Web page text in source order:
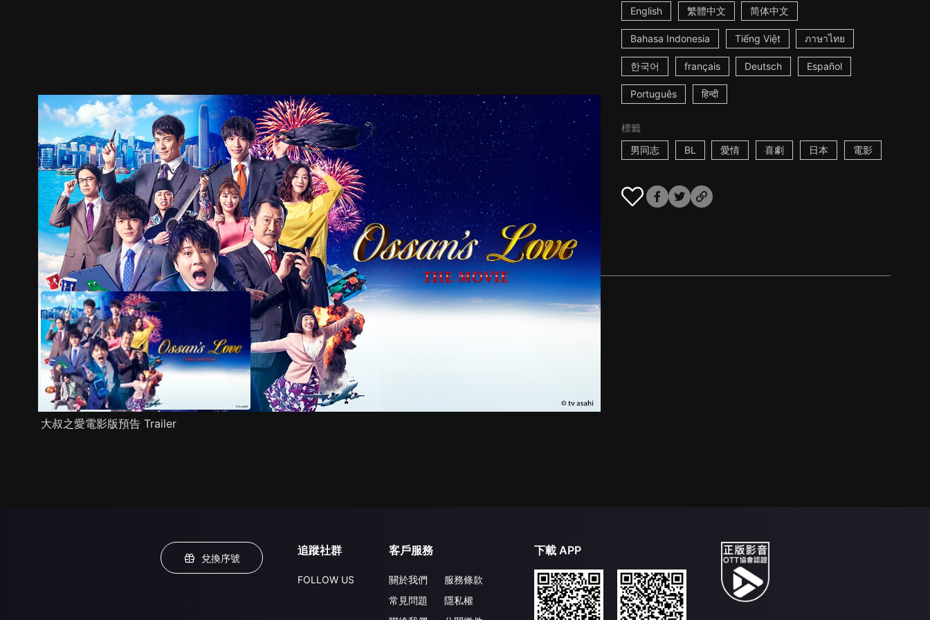
English 繁體中文 简体中文
Bahasa Indonesia Tiếng Việt ภาษาไทย
한국어 français Deutsch Español
Português हिन्दी
標籤
男同志
BL 愛情 喜劇 日本 電影
預告 劇照 推薦影片 劇情介紹
大叔之愛電影版預告 Trailer
兌換序號
追蹤社群
FOLLOW US
客戶服務
關於我們
常見問題
服務條款
隱私權
下載 APP